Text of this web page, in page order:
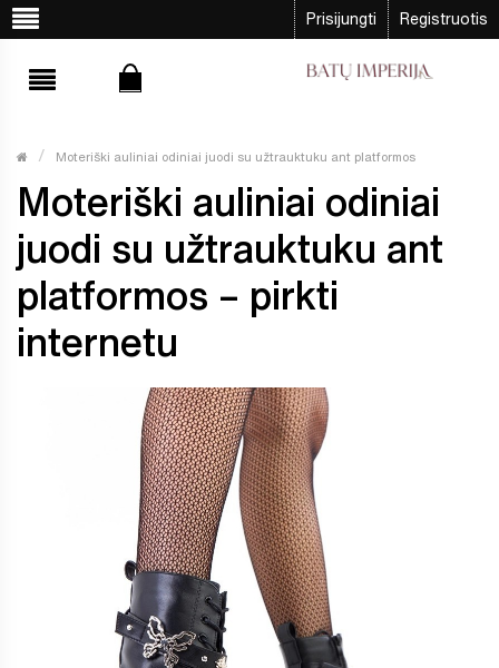
Prisijungti Registruotis
Moteriški auliniai odiniai juodi su užtrauktuku ant platformos
Moteriški auliniai odiniai
juodi su užtrauktuku ant
platformos – pirkti
internetu